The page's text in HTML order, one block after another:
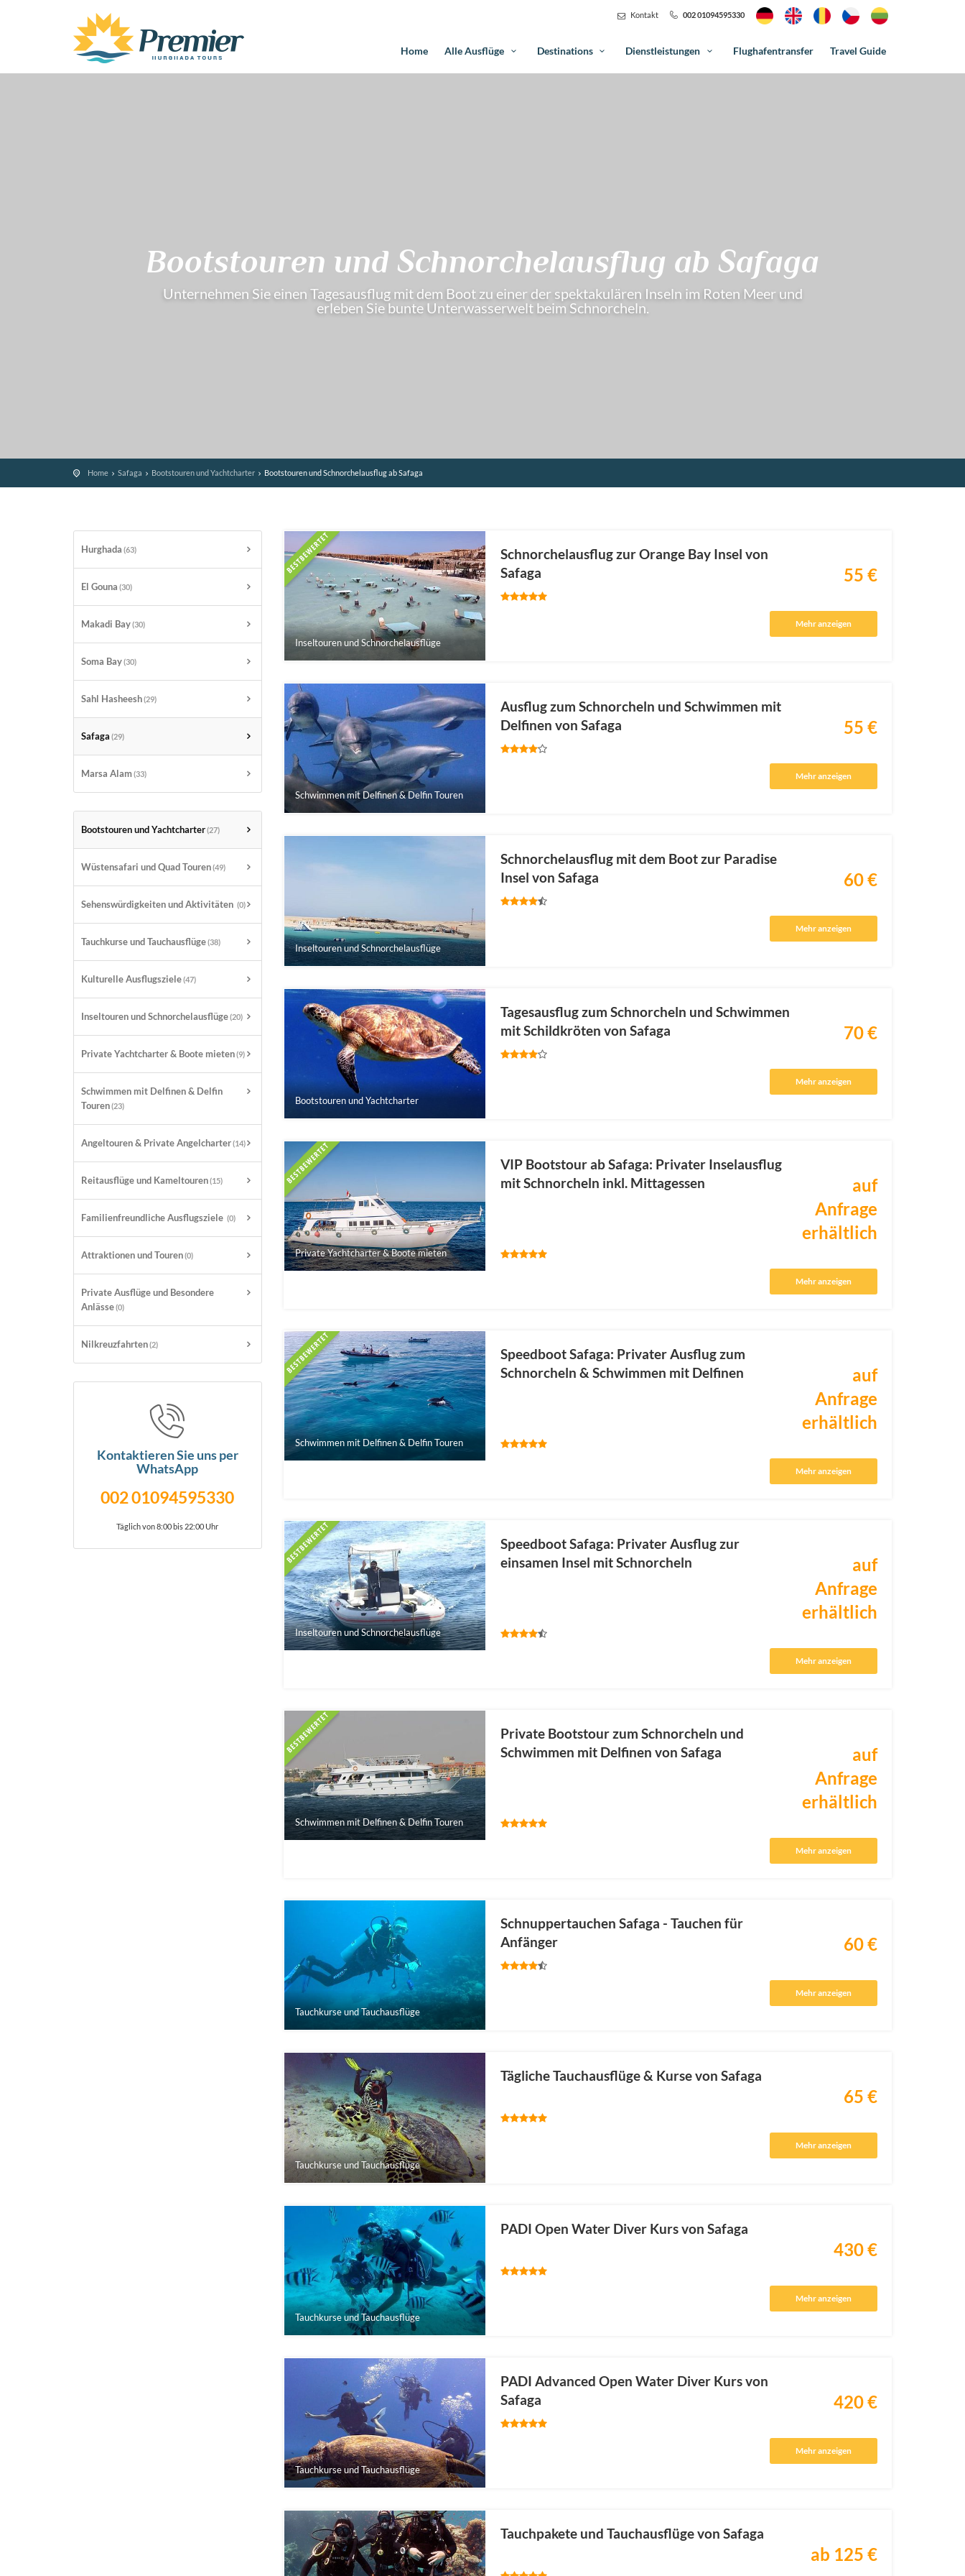
Kontakt 002 01094595330
Home Alle Ausflüge Destinations Dienstleistungen Flughafentransfer Travel Guide
Bootstouren und Schnorchelausflug ab Safaga
Unternehmen Sie einen Tagesausflug mit dem Boot zu einer der spektakulären Inseln im Roten Meer und
erleben Sie bunte Unterwasserwelt beim Schnorcheln.
Home Safaga Bootstouren und Yachtcharter Bootstouren und Schnorchelausflug ab Safaga
Hurghada (63)
El Gouna (30)
Makadi Bay(30)
Soma Bay(30)
Sahl Hasheesh(29)
Safaga (29)
Marsa Alam(33)
Bootstouren und Yachtcharter(27)
Wüstensafari und Quad Touren(49)
Sehenswürdigkeiten und Aktivitäten (0)
Tauchkurse und Tauchausflüge(38)
Kulturelle Ausflugsziele(47)
Inseltouren und Schnorchelausflüge(20)
Private Yachtcharter & Boote mieten(9)
Schwimmen mit Delfinen & Delfin
Touren(23)
Angeltouren & Private Angelcharter(14)
Reitausflüge und Kameltouren(15)
Familienfreundliche Ausflugsziele (0)
Attraktionen und Touren(0)
Private Ausflüge und Besondere
Anlässe(0)
Nilkreuzfahrten(2)
Kontaktieren Sie uns per
WhatsApp
002 01094595330
Täglich von 8:00 bis 22:00 Uhr
Inseltouren und Schnorchelausflüge
Schnorchelausflug zur Orange Bay Insel von
Safaga
55 €
Mehr anzeigen
Schwimmen mit Delfinen & Delfin Touren
Ausflug zum Schnorcheln und Schwimmen mit
Delfinen von Safaga
55 €
Mehr anzeigen
Inseltouren und Schnorchelausflüge
Schnorchelausflug mit dem Boot zur Paradise
Insel von Safaga
60 €
Mehr anzeigen
Bootstouren und Yachtcharter
Tagesausflug zum Schnorcheln und Schwimmen
mit Schildkröten von Safaga
70 €
Mehr anzeigen
Private Yachtcharter & Boote mieten
VIP Bootstour ab Safaga: Privater Inselausflug
mit Schnorcheln inkl. Mittagessen
auf
Anfrage
erhältlich
Mehr anzeigen
Schwimmen mit Delfinen & Delfin Touren
Speedboot Safaga: Privater Ausflug zum
Schnorcheln & Schwimmen mit Delfinen
auf
Anfrage
erhältlich
Mehr anzeigen
Inseltouren und Schnorchelausflüge
Speedboot Safaga: Privater Ausflug zur
einsamen Insel mit Schnorcheln
auf
Anfrage
erhältlich
Mehr anzeigen
Schwimmen mit Delfinen & Delfin Touren
Private Bootstour zum Schnorcheln und
Schwimmen mit Delfinen von Safaga
auf
Anfrage
erhältlich
Mehr anzeigen
Tauchkurse und Tauchausflüge
Schnuppertauchen Safaga - Tauchen für
Anfänger
60 €
Mehr anzeigen
Tauchkurse und Tauchausflüge
Tägliche Tauchausflüge & Kurse von Safaga
65 €
Mehr anzeigen
Tauchkurse und Tauchausflüge
PADI Open Water Diver Kurs von Safaga
430 €
Mehr anzeigen
Tauchkurse und Tauchausflüge
PADI Advanced Open Water Diver Kurs von
Safaga
420 €
Mehr anzeigen
Tauchpakete und Tauchausflüge von Safaga
ab 125 €